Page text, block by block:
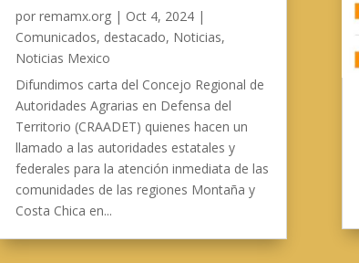
por remamx.org| Oct 4, 2024|
Comunicados, destacado, Noticias,
Noticias Mexico
Difundimos carta del Concejo Regional de
Autoridades Agrarias en Defensa del
Territorio (CRAADET) quienes hacen un
llamado a las autoridades estatales y
federales para la atención inmediata de las
comunidades de las regiones Montaña y
Costa Chica en...